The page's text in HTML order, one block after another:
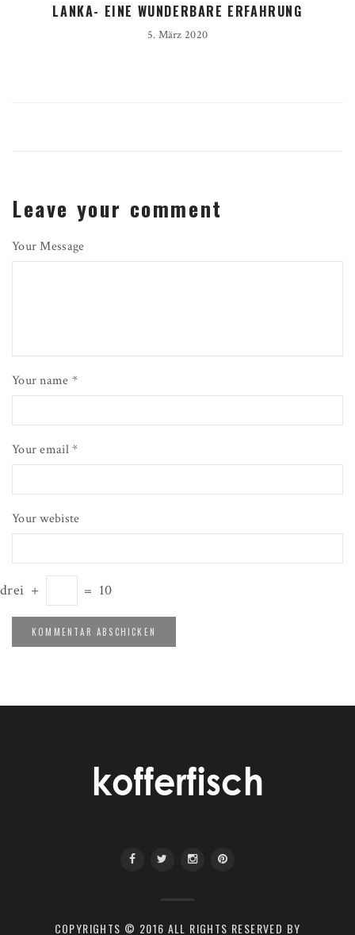
LANKA- EINE WUNDERBARE ERFAHRUNG
5. März 2020
Leave your comment
Your Message
Your name *
Your email *
Your webiste
drei + = 10
COPYRIGHTS © 2016 ALL RIGHTS RESERVED BY